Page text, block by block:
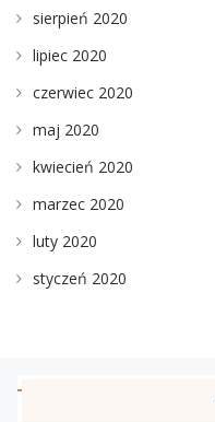
sierpień 2020
lipiec 2020
czerwiec 2020
maj 2020
kwiecień 2020
marzec 2020
luty 2020
styczeń 2020